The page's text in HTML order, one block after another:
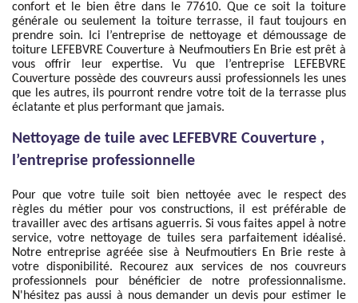
confort et le bien être dans le 77610. Que ce soit la toiture
générale ou seulement la toiture terrasse, il faut toujours en
prendre soin. Ici l’entreprise de nettoyage et démoussage de
toiture LEFEBVRE Couverture à Neufmoutiers En Brie est prêt à
vous offrir leur expertise. Vu que l’entreprise LEFEBVRE
Couverture possède des couvreurs aussi professionnels les unes
que les autres, ils pourront rendre votre toit de la terrasse plus
éclatante et plus performant que jamais.
Nettoyage de tuile avec LEFEBVRE Couverture ,
l’entreprise professionnelle
Pour que votre tuile soit bien nettoyée avec le respect des
règles du métier pour vos constructions, il est préférable de
travailler avec des artisans aguerris. Si vous faites appel à notre
service, votre nettoyage de tuiles sera parfaitement idéalisé.
Notre entreprise agréée sise à Neufmoutiers En Brie reste à
votre disponibilité. Recourez aux services de nos couvreurs
professionnels pour bénéficier de notre professionnalisme.
N'hésitez pas aussi à nous demander un devis pour estimer le